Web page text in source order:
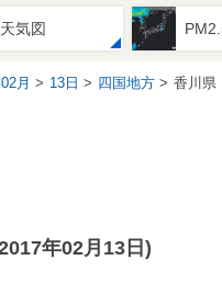
天気図
月 13日 四国地方 香川県
年02月13日)